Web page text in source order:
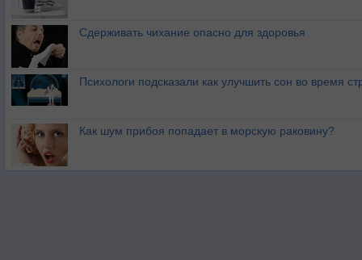
Сдерживать чихание опасно для здоровья
Психологи подсказали как улучшить сон во время
Как шум прибоя попадает в морскую раковину?